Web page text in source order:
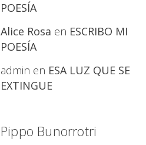
POESÍA
Alice Rosa en ESCRIBO MI
POESÍA
admin en ESA LUZ QUE SE
EXTINGUE
Pippo Bunorrotri